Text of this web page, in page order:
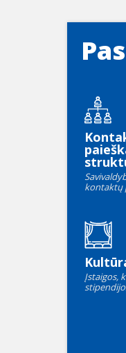
kontaktų
Įstaigos,